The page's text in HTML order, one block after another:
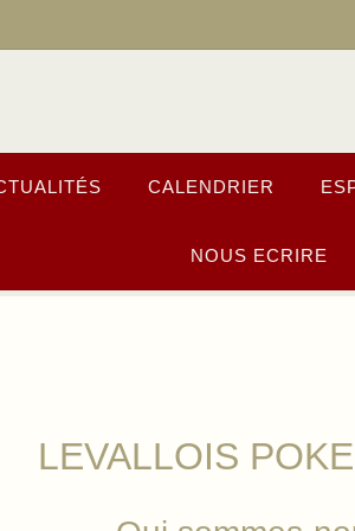
CALENDRIER
NOUS ECRIRE
LEVALLOIS